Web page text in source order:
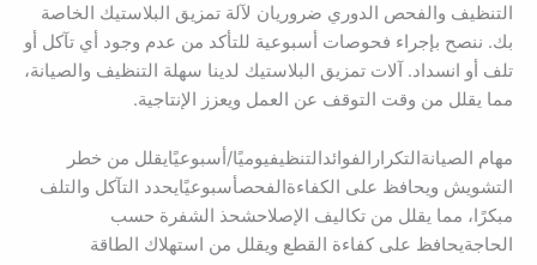
التنظيف والفحص الدوري ضروريان لآلة تمزيق البلاستيك الخاصة
بك. ننصح بإجراء فحوصات أسبوعية للتأكد من عدم وجود أي تآكل أو
تلف أو انسداد. آلات تمزيق البلاستيك لدينا سهلة التنظيف والصيانة،
مما يقلل من وقت التوقف عن العمل ويعزز الإنتاجية.
مهام الصيانةالتكرارالفوائدالتنظيفيوميًا/أسبوعيًايقلل من خطر
التشويش ويحافظ على الكفاءةالفحصأسبوعيًايحدد التآكل والتلف
مبكرًا، مما يقلل من تكاليف الإصلاحشحذ الشفرة حسب
الحاجةيحافظ على كفاءة القطع ويقلل من استهلاك الطاقة